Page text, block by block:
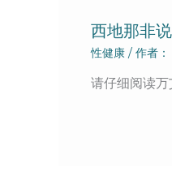
西地那非
性健康 / 作者：
请仔细阅读